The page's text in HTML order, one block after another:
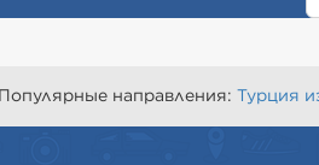
Популярные направления: Турция